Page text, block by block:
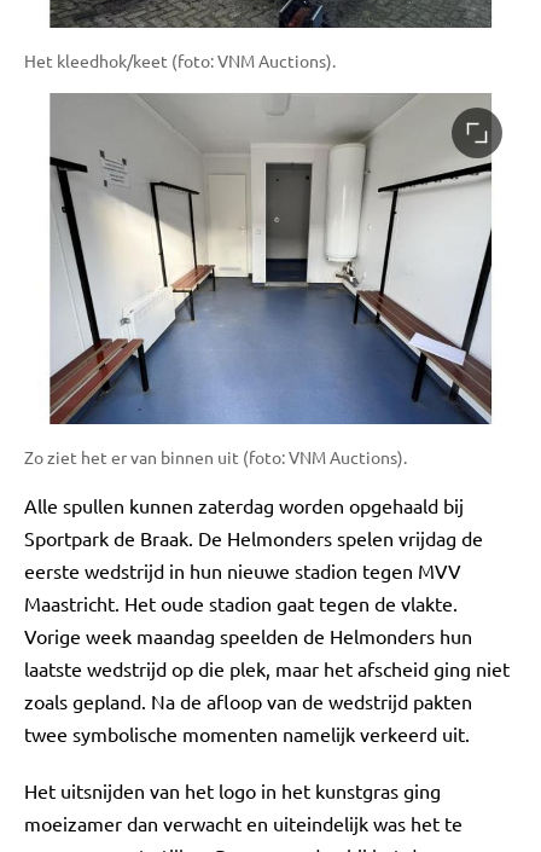
Het kleedhok/keet (foto: VNM Auctions).
Zo ziet het er van binnen uit (foto: VNM Auctions).
Alle spullen kunnen zaterdag worden opgehaald bij
Sportpark de Braak. De Helmonders spelen vrijdag de
eerste wedstrijd in hun nieuwe stadion tegen MVV
Maastricht. Het oude stadion gaat tegen de vlakte.
Vorige week maandag speelden de Helmonders hun
laatste wedstrijd op die plek, maar het afscheid ging niet
zoals gepland. Na de afloop van de wedstrijd pakten
twee symbolische momenten namelijk verkeerd uit.
Het uitsnijden van het logo in het kunstgras ging
moeizamer dan verwacht en uiteindelijk was het te